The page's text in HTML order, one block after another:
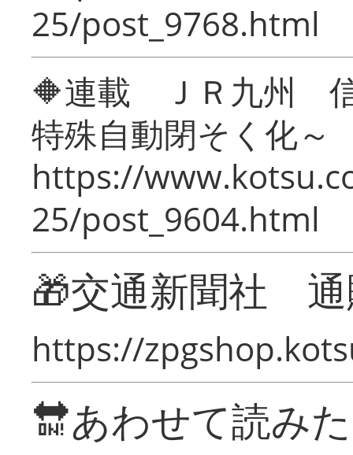
25/post_9768.html
🔶連載 ＪＲ九州 信
特殊自動閉そく化～
https://
25/post_9604.html
🎁交通新聞社
https://
🔛あわせて読み